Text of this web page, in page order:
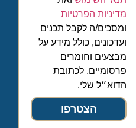
מדיניות הפרטיות
ומסכים/ה לקבל תכנים
ועדכונים, כולל מידע על
מבצעים וחומרים
פרסומיים, לכתובת
הדוא״ל שלי.
הצטרפו